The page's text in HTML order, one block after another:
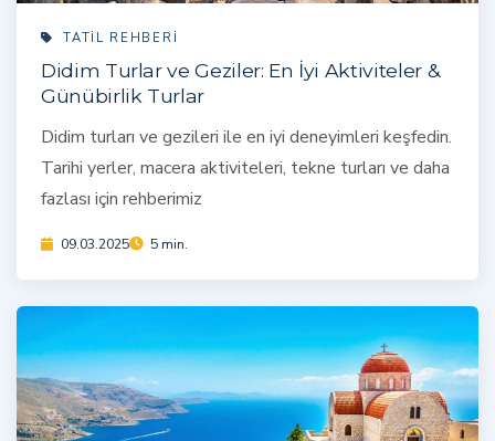
TATIL REHBERI
Didim Turlar ve Geziler: En İyi Aktiviteler &
Günübirlik Turlar
Didim turları ve gezileri ile en iyi deneyimleri keşfedin.
Tarihi yerler, macera aktiviteleri, tekne turları ve daha
fazlası için rehberimiz
09.03.2025 5 min.